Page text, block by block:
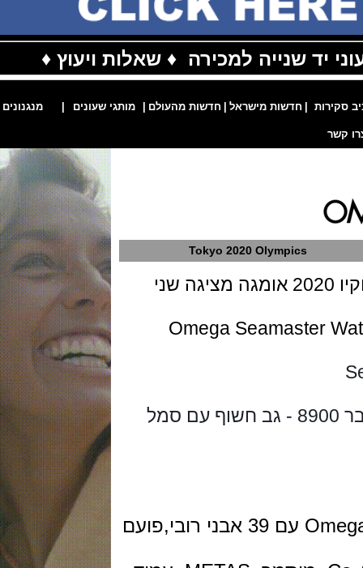
שנייה למכירה♦ שאלות ויעוץ♦
| חדשות מישראל | חדשות מהעולם | מותגי שעונים | מנגנונים |
Tokyo 2020 Olympics
שנה לפני המשחקים האולימפיים בטוקיו 2020 אומגה מציגה שני
Omega
קוטר 41 מ"מ, בזל מקובע ומנגנון קליבר 8900 - גב חשוף עם סמל
Omega in-house caliber 8900 עם 39 אבני רובי,פועם